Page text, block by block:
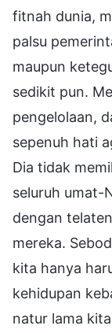
fitnah dunia,
palsu
maupun
sedikit pun.
pengelolaan,
sepenuh hati
Dia tidak
seluruh umat-
dengan
mereka.
kita hanya
kehidupan
natur lama